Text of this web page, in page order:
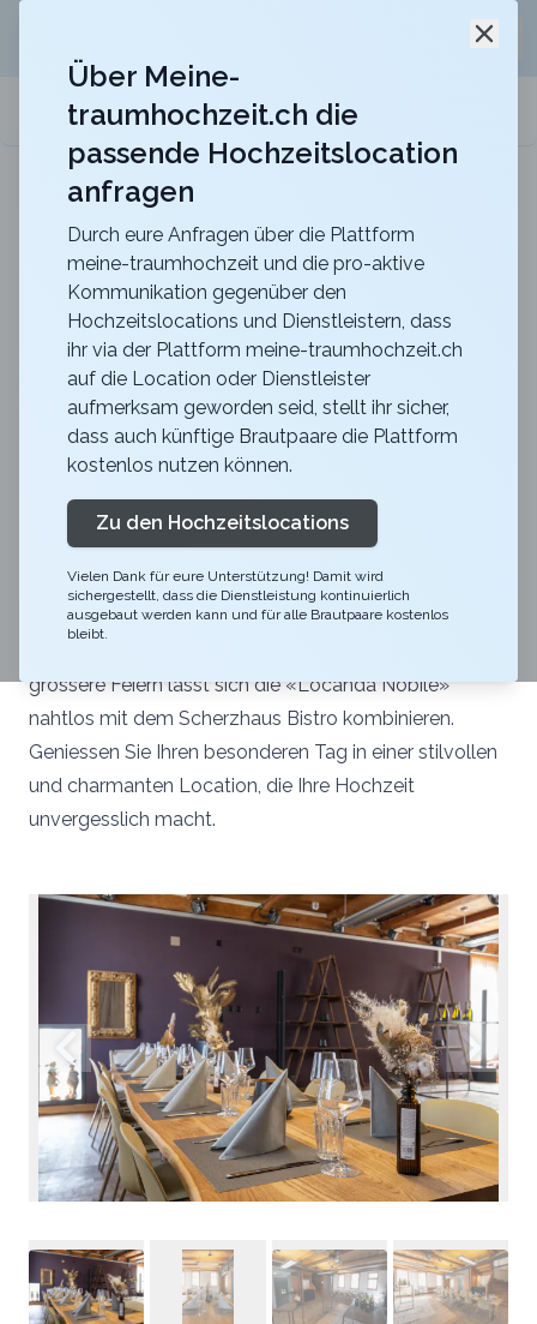
meine-traumhochzeit.ch
b_smart hotel Schönenwerd
Für ein zauberhaftes Hochzeitsfest
Zurück zur Suche
Das Scherzhaus - Locanda
nobile
4.5
BE
Köniz
Locanda nobile – Die einzigartige Eventlocation Feiern
Sie Ihre Traumhochzeit im Scherzhaus in Köniz. Unser
exklusiver Festsaal «Locanda Nobile» verzaubert mit
grössere Feiern lässt sich die «Locanda Nobile»
nahtlos mit dem Scherzhaus Bistro kombinieren.
Geniessen Sie Ihren besonderen Tag in einer stilvollen
und charmanten Location, die Ihre Hochzeit
unvergesslich macht.
Über Meine-
traumhochzeit.ch die
passende Hochzeitslocation
anfragen
Durch eure Anfragen über die Plattform
meine-traumhochzeit und die pro-aktive
Kommunikation gegenüber den
Hochzeitslocations und Dienstleistern, dass
ihr via der Plattform meine-traumhochzeit.ch
auf die Location oder Dienstleister
aufmerksam geworden seid, stellt ihr sicher,
dass auch künftige Brautpaare die Plattform
kostenlos nutzen können.
Zu den Hochzeitslocations
Vielen Dank für eure Unterstützung! Damit wird
sichergestellt, dass die Dienstleistung kontinuierlich
ausgebaut werden kann und für alle Brautpaare kostenlos
bleibt.